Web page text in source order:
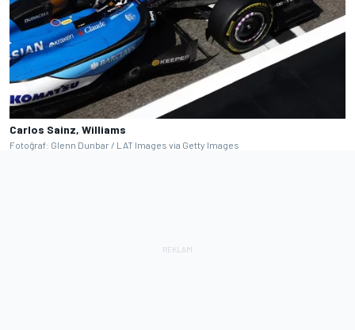
Carlos Sainz, Williams
Fotoğraf: Glenn Dunbar / LAT Images via Getty Images